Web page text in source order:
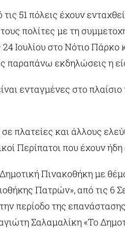
51 πόλεις έχoυν
τους πολίτες με τη
24 Ιουλίου στο Νότιο
παραπάνω εκδηλώσεις η
ενταγμένες στο
πλατείες και άλλους
Περίπατοι που έχουν
Πινακοθήκη με
Πατρών», από τις 6
περίοδο της
Σαλαμαλίκη «Το